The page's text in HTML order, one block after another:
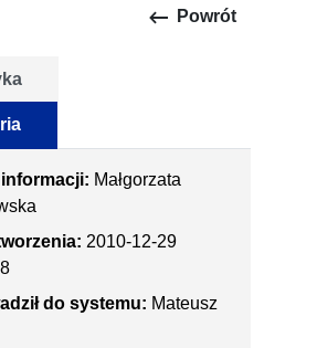
keyboard_backspace Powrót
informacji: Małgorzata
2010-12-29
do systemu: Mateusz